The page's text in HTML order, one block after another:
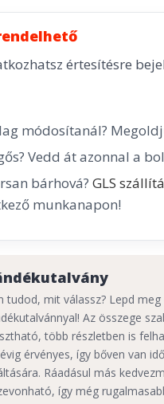
értesítésre
módosítanál?
Vedd át azonnal a
bárhová? GLS
munkanapon!
tudod, mit válassz? Lepd meg
Az összege
több részletben is
érvényes, így bőven van
Ráadásul más
így még